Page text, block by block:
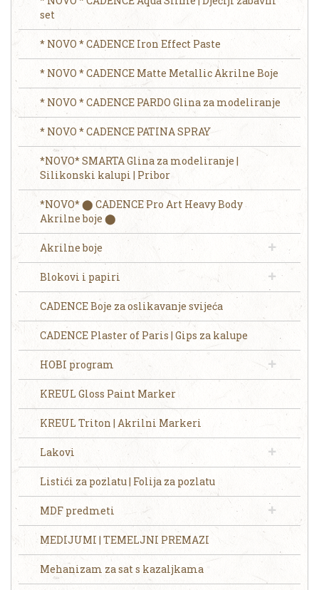
set
* NOVO * CADENCE Iron Effect Paste
* NOVO * CADENCE Matte Metallic Akrilne Boje
* NOVO * CADENCE PARDO Glina za modeliranje
* NOVO * CADENCE PATINA SPRAY
*NOVO* SMARTA Glina za modeliranje |
Silikonski kalupi | Pribor
*NOVO* ⬤ CADENCE Pro Art Heavy Body
Akrilne boje ⬤
Akrilne boje
Blokovi i papiri
CADENCE Boje za oslikavanje svijeća
CADENCE Plaster of Paris | Gips za kalupe
HOBI program
KREUL Gloss Paint Marker
KREUL Triton | Akrilni Markeri
Lakovi
Listići za pozlatu | Folija za pozlatu
MDF predmeti
MEDIJUMI | TEMELJNI PREMAZI
Mehanizam za sat s kazaljkama